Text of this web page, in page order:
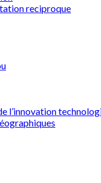
reciproque
l’innovation